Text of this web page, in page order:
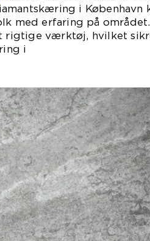
i København
med erfaring på
rigtige værktøj, hvilket
i